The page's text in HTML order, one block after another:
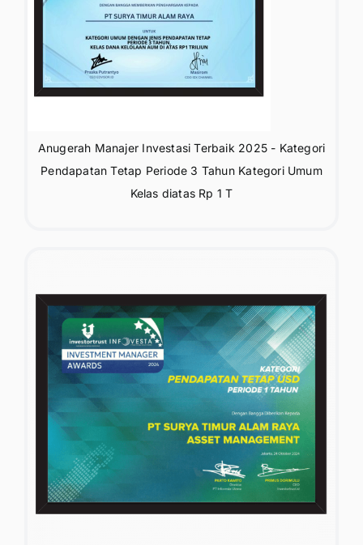
Anugerah Manajer Investasi Terbaik 2025 - Kategori
Pendapatan Tetap Periode 3 Tahun Kategori Umum
Kelas diatas Rp 1 T